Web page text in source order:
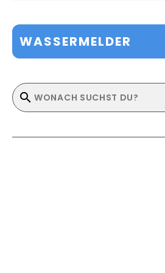
WASSERMELDER